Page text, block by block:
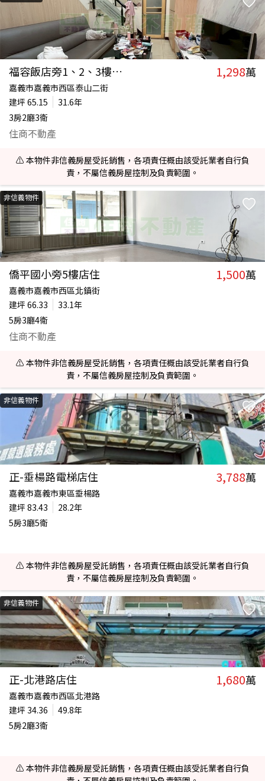
福容飯店旁1、2、3樓店+平車 1,298萬
嘉義市嘉義市西區泰山二街
建坪 65.15
31.6年
3房2廳3衛
住商不動產
⚠️ 本物件非信義房屋受託銷售，各項責任概由該受託業者自行負
責，不屬信義房屋控制及負責範圍。
非信義物件
僑平國小旁5樓店住 1,500萬
嘉義市嘉義市西區北鎮街
建坪 66.33
33.1年
5房3廳4衛
住商不動產
⚠️ 本物件非信義房屋受託銷售，各項責任概由該受託業者自行負
責，不屬信義房屋控制及負責範圍。
非信義物件
正-垂楊路電梯店住 3,788萬
嘉義市嘉義市東區垂楊路
建坪 83.43
28.2年
5房3廳5衛
⚠️ 本物件非信義房屋受託銷售，各項責任概由該受託業者自行負
責，不屬信義房屋控制及負責範圍。
非信義物件
正-北港路店住 1,680萬
嘉義市嘉義市西區北港路
建坪 34.36
49.8年
5房2廳3衛
⚠️ 本物件非信義房屋受託銷售，各項責任概由該受託業者自行負